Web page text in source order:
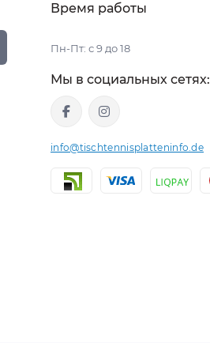
Время работы
Пн-Пт: с 9 до 18
Мы в социальных сетях:
info@tischtennisplatteninfo.de